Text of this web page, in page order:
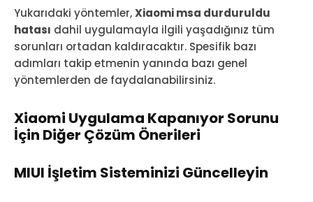
Yukarıdaki yöntemler,Xiaomi msa durduruldu
hatası dahil uygulamayla ilgili yaşadığınız tüm
sorunları ortadan kaldıracaktır. Spesifik bazı
adımları takip etmenin yanında bazı genel
yöntemlerden de faydalanabilirsiniz.
Xiaomi Uygulama Kapanıyor Sorunu
İçin Diğer Çözüm Önerileri
MIUI İşletim Sisteminizi Güncelleyin